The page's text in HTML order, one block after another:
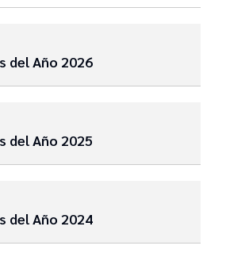
del Año 2026
del Año 2025
del Año 2024